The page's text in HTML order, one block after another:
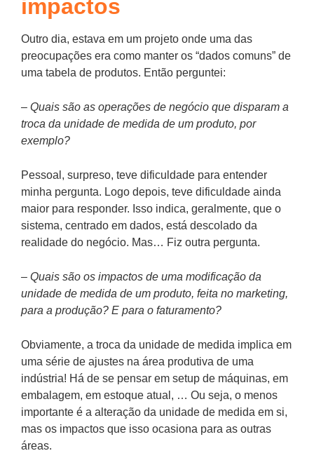
impactos
Outro dia, estava em um projeto onde uma das
preocupações era como manter os “dados comuns” de
uma tabela de produtos. Então perguntei:
– Quais são as operações de negócio que disparam a
troca da unidade de medida de um produto, por
exemplo?
Pessoal, surpreso, teve dificuldade para entender
minha pergunta. Logo depois, teve dificuldade ainda
maior para responder. Isso indica, geralmente, que o
sistema, centrado em dados, está descolado da
realidade do negócio. Mas… Fiz outra pergunta.
– Quais são os impactos de uma modificação da
unidade de medida de um produto, feita no marketing,
para a produção? E para o faturamento?
Obviamente, a troca da unidade de medida implica em
uma série de ajustes na área produtiva de uma
indústria! Há de se pensar em setup de máquinas, em
embalagem, em estoque atual, … Ou seja, o menos
importante é a alteração da unidade de medida em si,
mas os impactos que isso ocasiona para as outras
áreas.